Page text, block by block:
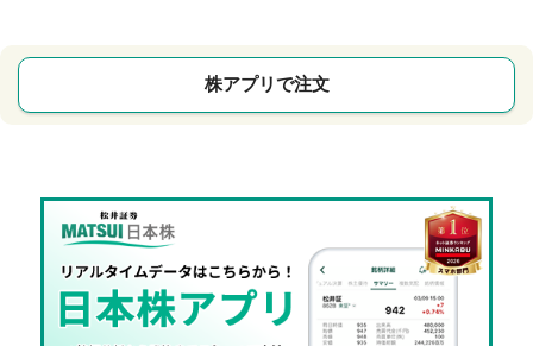
株アプリで注文